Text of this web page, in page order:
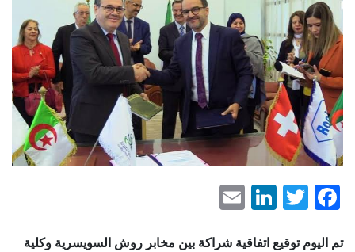
Facebook
Twitter
LinkedIn
تم اليوم توقيع اتفاقية شراكة بين مخابر روش السويسرية وكلية